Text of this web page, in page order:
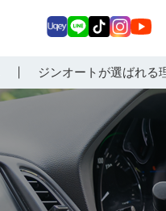
ジンオートが選ばれる
ey E
Tokagr
am
uT
ub